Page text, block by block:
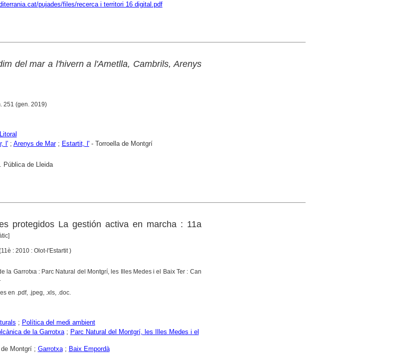
pujades/files/recerca i territori 16 digital.pdf
del mar a l'hivern a l'Ametlla, Cambrils, Arenys
251 (gen. 2019)
Litoral
l'; Arenys de Mar; Estartit, l'- Torroella de Montgrí
Pública de Lleida
protegidos La gestión activa en marcha : 11a
: 2010 : Olot-l'Estartit )
la Garrotxa : Parc Natural del Montgrí, les Illes Medes i el Baix Ter : Can
en .pdf, .jpeg, .xls, .doc.
; Política del medi ambient
de la Garrotxa; Parc Natural del Montgrí, les Illes Medes i el
Montgrí ; Garrotxa; Baix Empordà